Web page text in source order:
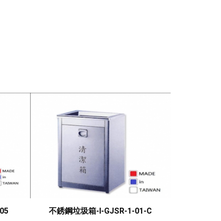
不銹鋼垃圾箱-I-GJSR-1-01-C